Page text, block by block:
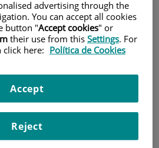
advertising through the
You can accept all cookies
button "Accept cookies" or
their use from this Settings. For
here: Política de Cookies
Reject
Accept